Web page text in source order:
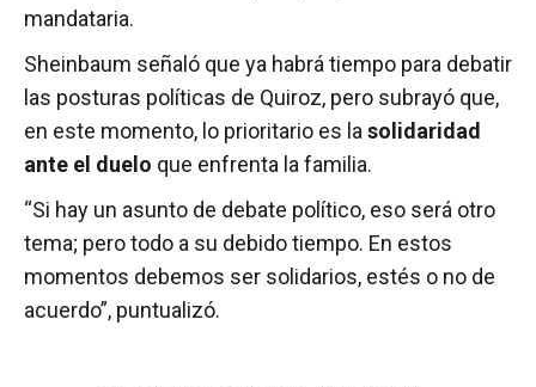
mandataria.
Sheinbaum señaló que ya habrá tiempo para debatir
las posturas políticas de Quiroz, pero subrayó que,
en este momento, lo prioritario es lasolidaridad
ante el duelo que enfrenta la familia.
“Si hay un asunto de debate político, eso será otro
tema; pero todo a su debido tiempo. En estos
momentos debemos ser solidarios, estés o no de
acuerdo”, puntualizó.